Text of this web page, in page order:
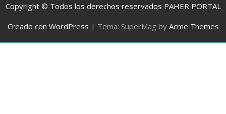
Copyright © Todos los derechos reservados PAHER PORTAL
Creado con WordPress | Tema: SuperMag by Acme Themes